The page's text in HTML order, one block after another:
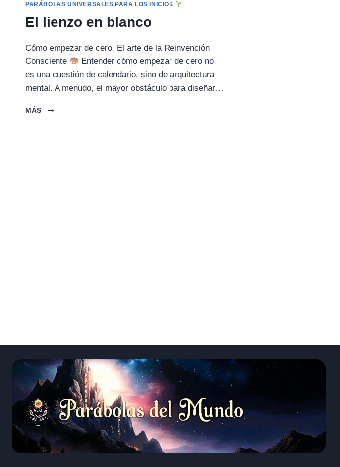
PARÁBOLAS UNIVERSALES PARA LOS INICIOS
El lienzo en blanco
Cómo empezar de cero: El arte de la Reinvención
Consciente
Entender cómo empezar de cero no
es una cuestión de calendario, sino de arquitectura
mental. A menudo, el mayor obstáculo para diseñar…
MÁS
EL